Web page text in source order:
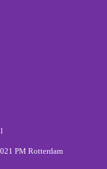
PM Rotterdam